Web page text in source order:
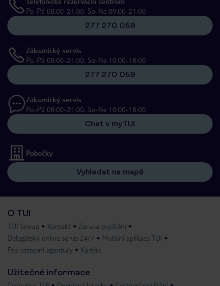
Po-Pá 08:00-21:00, So-Ne 09:00-21:00
277 270 059
Zákaznický servis
Po-Pá 08:00-21:00, So-Ne 10:00-18:00
277 270 059
Zákaznický servis
Po-Pá 08:00-21:00, So-Ne 10:00-18:00
Chat v myTUI
Pobočky
Vyhledat na mapě
O TUI
TUI Group Kontakt
Záruka pojištění
Delegátský online servis 24/7
Mobilní aplikace TUI
Pro cestovní agentury
Kariéra
Užitečné informace